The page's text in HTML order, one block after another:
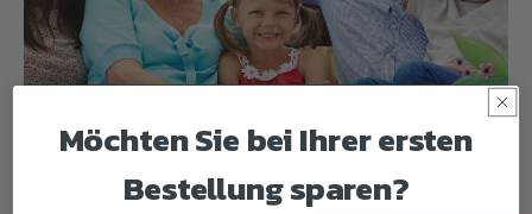
Möchten Sie bei Ihrer ersten
Bestellung sparen?